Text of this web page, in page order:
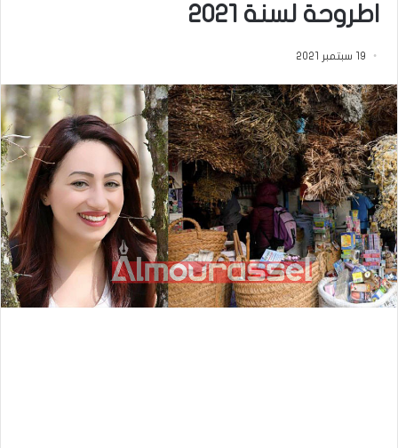
اطروحة لسنة 2021
19 سبتمبر 2021